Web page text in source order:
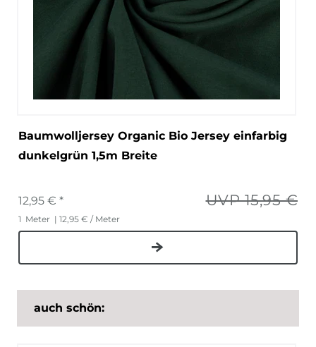
Baumwolljersey Organic Bio Jersey einfarbig
dunkelgrün 1,5m Breite
UVP 15,95 €
12,95 € *
1 Meter | 12,95 € / Meter
auch schön: